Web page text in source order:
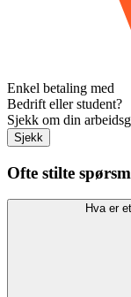
Enkel betaling med
Bedrift eller student?
Sjekk om din
Sjekk
Ofte stilte
Hva er